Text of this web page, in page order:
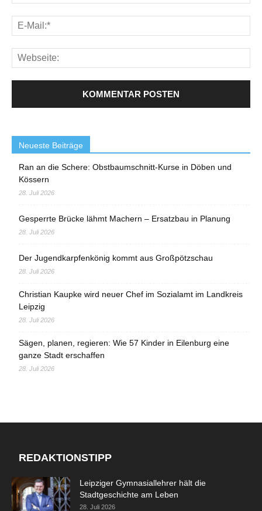
Neueste Beiträge
Ran an die Schere: Obstbaumschnitt-Kurse in Döben und
Kössern
28. Juli 2026
Gesperrte Brücke lähmt Machern – Ersatzbau in Planung
28. Juli 2026
Der Jugendkarpfenkönig kommt aus Großpötzschau
28. Juli 2026
Christian Kaupke wird neuer Chef im Sozialamt im Landkreis
Leipzig
28. Juli 2026
Sägen, planen, regieren: Wie 57 Kinder in Eilenburg eine
ganze Stadt erschaffen
28. Juli 2026
REDAKTIONSTIPP
Leipziger Gymnasiallehrer hält die
Stadtgeschichte am Leben
28. Juli 2026